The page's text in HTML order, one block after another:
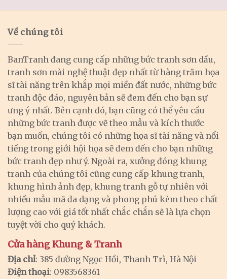
Về chúng tôi
BanTranh đang cung cấp những bức tranh sơn dầu,
tranh sơn mài nghệ thuật đẹp nhất từ hàng trăm họa
sĩ tài năng trên khắp mọi miền đất nước, những bức
tranh độc đáo, nguyên bản sẽ đem đến cho bạn sự
ưng ý nhất. Bên cạnh đó, bạn cũng có thể yêu cầu
những bức tranh được vẽ theo mẫu và kích thước
bạn muốn, chúng tôi có những họa sĩ tài năng và nổi
tiếng trong giới hội họa sẽ đem đến cho bạn những
bức tranh đẹp như ý. Ngoài ra, xưởng đóng khung
tranh của chúng tôi cũng cung cấp khung tranh,
khung hình ảnh đẹp, khung tranh gỗ tự nhiên với
nhiều mẫu mã đa dạng và phong phú kèm theo chất
lượng cao với giá tốt nhất chắc chắn sẽ là lựa chọn
tuyệt vời cho quý khách.
Cửa hàng Khung & Tranh
Địa chỉ: 385 đường Ngọc Hồi, Thanh Trì, Hà Nội
Điện thoại: 0983568361